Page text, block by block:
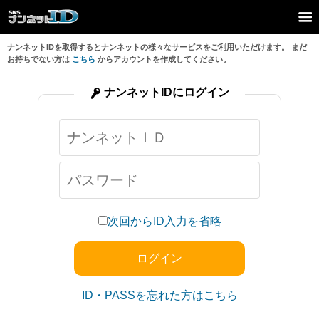
ナンネットIDを取得するとナンネットの様々なサービスをご利用いただけます。 まだ
お持ちでない方は こちら からアカウントを作成してください。
次回からID入力を省略
ID・PASSを忘れた方はこちら
ナンネットIDにログイン